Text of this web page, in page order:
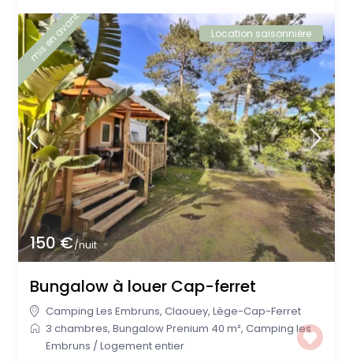
150 €/nuit
mis en avant Location saisonnière
Bungalow à louer Cap-ferret
Camping Les Embruns,Claouey,Lège-Cap-Ferret
3 chambres,Bungalow Prenium 40 m²,Camping les
Embruns /Logement entier